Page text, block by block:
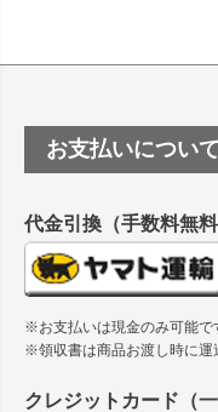
塩ビのロール紙で
つや消し半透明ラベ
縦420mm×横
お支払いについて
代金引換（手数料無料
※お支払いは現金のみ可能で
※領収書は商品お渡し時に運
クレジットカード（一